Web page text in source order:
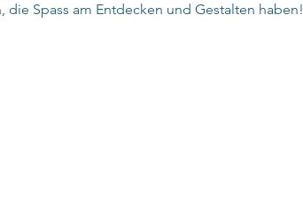
die Spass am Entdecken und Gestalten haben!